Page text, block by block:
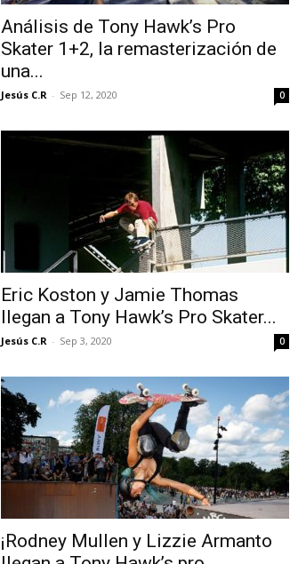
Análisis de Tony Hawk’s Pro
Skater 1+2, la remasterización de
una...
Jesús C.R - Sep 12, 2020 0
Eric Koston y Jamie Thomas
llegan a Tony Hawk’s Pro Skater...
Jesús C.R - Sep 3, 2020 0
¡Rodney Mullen y Lizzie Armanto